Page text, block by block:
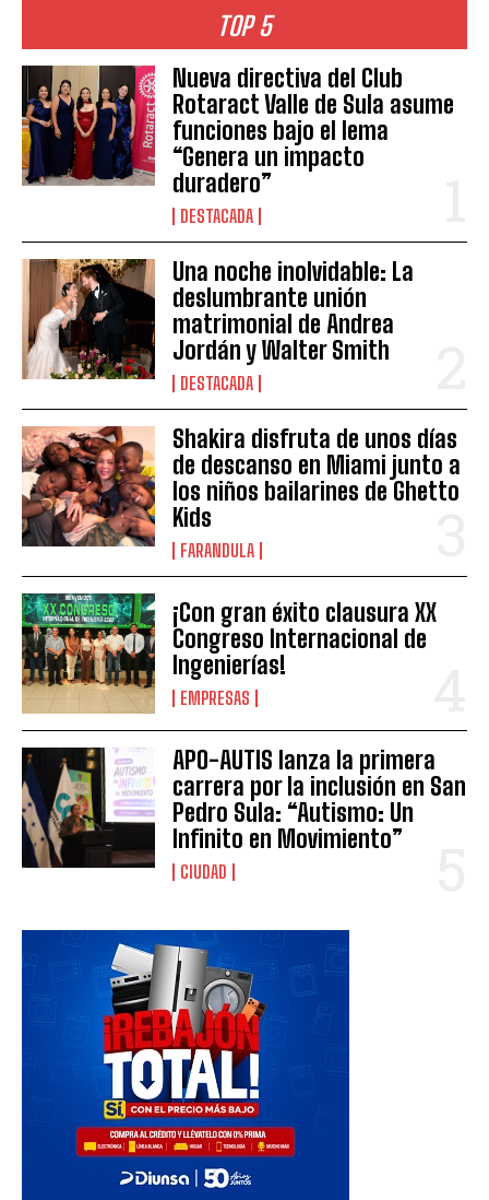
TOP 5
Nueva directiva del Club
Rotaract Valle de Sula asume
funciones bajo el lema
“Genera un impacto
duradero”
DESTACADA
Una noche inolvidable: La
deslumbrante unión
matrimonial de Andrea
Jordán y Walter Smith
DESTACADA
Shakira disfruta de unos días
de descanso en Miami junto a
los niños bailarines de Ghetto
Kids
FARANDULA
¡Con gran éxito clausura XX
Congreso Internacional de
Ingenierías!
EMPRESAS
APO-AUTIS lanza la primera
carrera por la inclusión en San
Pedro Sula: “Autismo: Un
Infinito en Movimiento”
CIUDAD